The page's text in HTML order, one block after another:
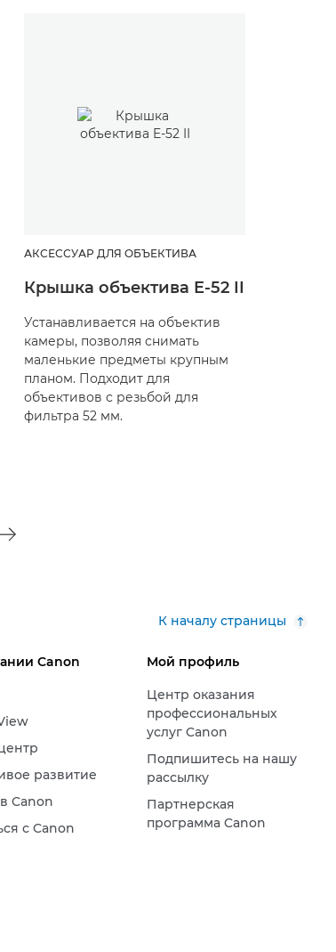
АКСЕССУАР ДЛЯ ОБЪЕКТИВА
Крышка объектива E-52 II
Устанавливается на объектив
камеры, позволяя снимать
маленькие предметы крупным
планом. Подходит для
объективов с резьбой для
фильтра 52 мм.
К началу страницы
Canon
развитие
Canon
с Canon
Мой профиль
Центр оказания
профессиональных
услуг Canon
Подпишитесь на нашу
рассылку
Партнерская
программа Canon